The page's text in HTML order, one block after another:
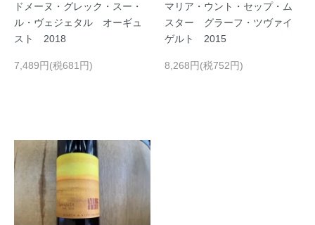
ドメーヌ・グレック・スー・
ル・ヴェジェタル オーギュ
スト 2018
7,489円(税681円)
マリア・ウント・セップ・ム
スター グラーフ・ツヴァイ
ゲルト 2015
8,268円(税752円)